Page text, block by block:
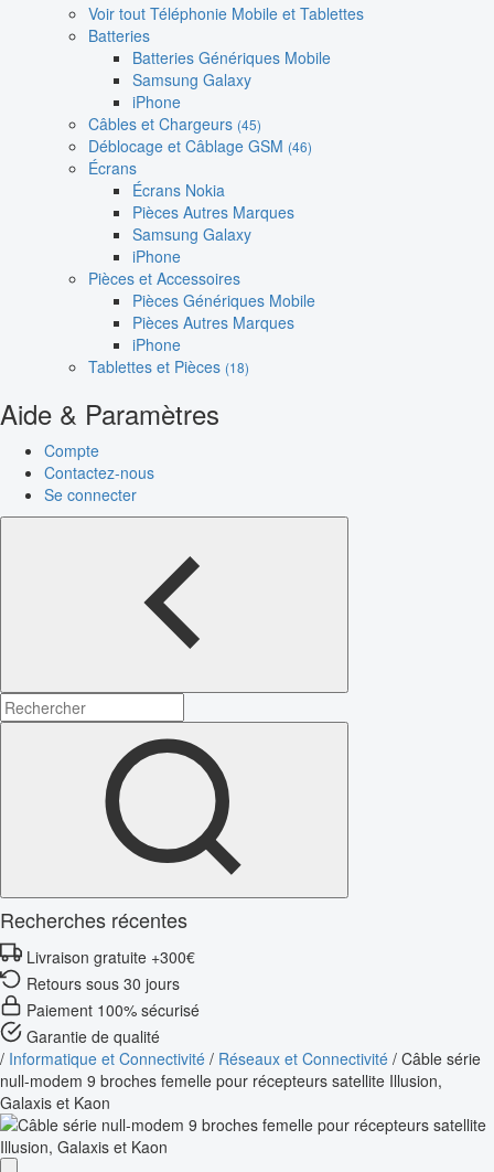
Voir tout Téléphonie Mobile et Tablettes
Batteries
Batteries Génériques Mobile
Samsung Galaxy
iPhone
Câbles et Chargeurs (45)
Déblocage et Câblage GSM (46)
Écrans
Écrans Nokia
Pièces Autres Marques
Samsung Galaxy
iPhone
Pièces et Accessoires
Pièces Génériques Mobile
Pièces Autres Marques
iPhone
Tablettes et Pièces (18)
Aide & Paramètres
Compte
Contactez-nous
Se connecter
Recherches récentes
Livraison gratuite +300€
Retours sous 30 jours
Paiement 100% sécurisé
Garantie de qualité
/ Informatique et Connectivité / Réseaux et Connectivité / Câble série
null-modem 9 broches femelle pour récepteurs satellite Illusion,
Galaxis et Kaon